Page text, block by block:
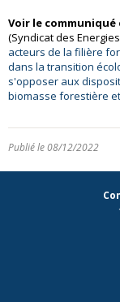
Voir le communiqué
(Syndicat des
acteurs de la filière
dans la transition
s'opposer aux
biomasse forestière
Publié le 08/12/2022